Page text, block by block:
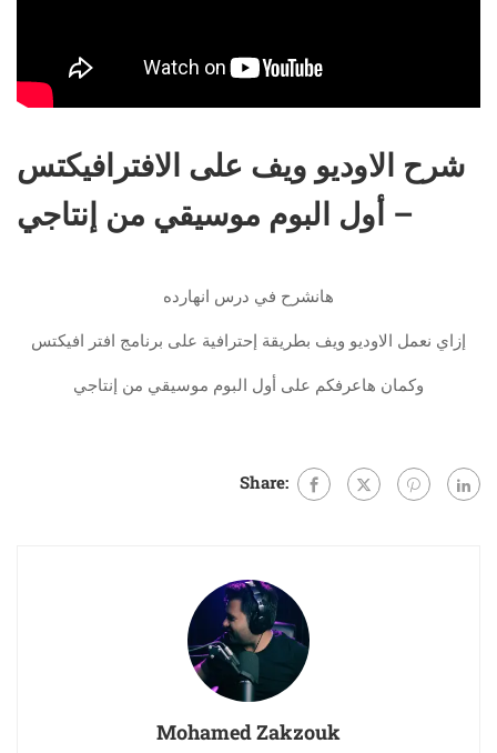
شرح الاوديو ويف على الافترافيكتس
– أول البوم موسيقي من إنتاجي
هانشرح في درس انهارده
إزاي نعمل الاوديو ويف بطريقة إحترافية على برنامج افتر افيكتس
وكمان هاعرفكم على أول البوم موسيقي من إنتاجي
Share:
Mohamed Zakzouk